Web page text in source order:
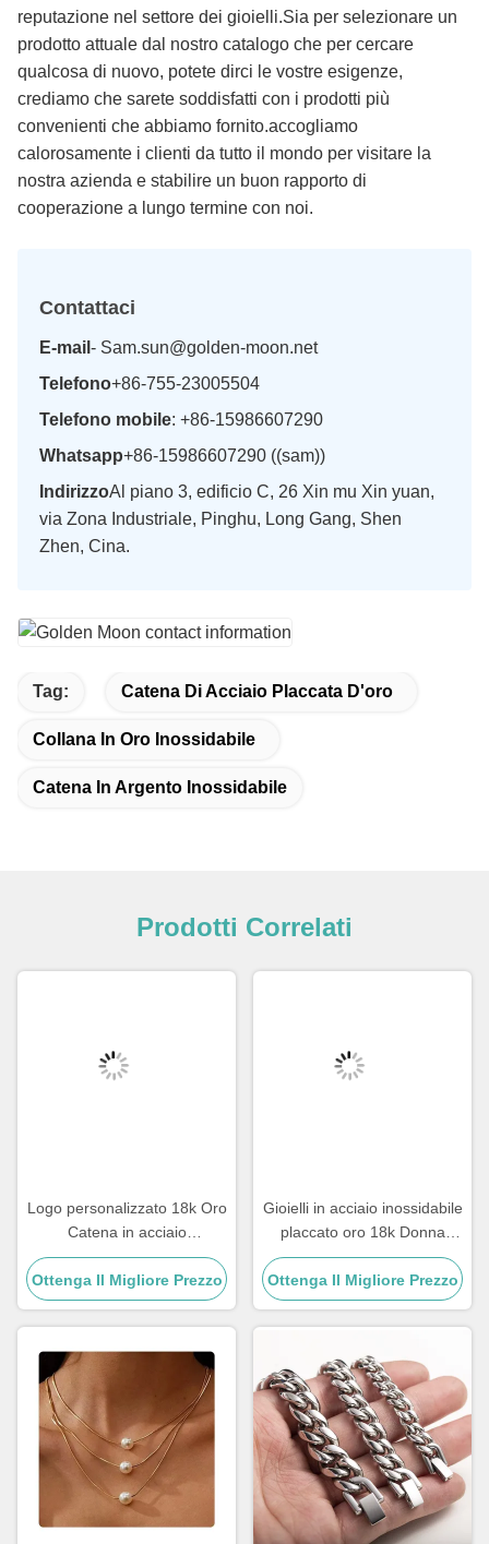
reputazione nel settore dei gioielli.Sia per selezionare un
prodotto attuale dal nostro catalogo che per cercare
qualcosa di nuovo, potete dirci le vostre esigenze,
crediamo che sarete soddisfatti con i prodotti più
convenienti che abbiamo fornito.accogliamo
calorosamente i clienti da tutto il mondo per visitare la
nostra azienda e stabilire un buon rapporto di
cooperazione a lungo termine con noi.
Contattaci
E-mail- Sam.sun@golden-moon.net
Telefono+86-755-23005504
Telefono mobile: +86-15986607290
Whatsapp+86-15986607290 ((sam))
IndirizzoAl piano 3, edificio C, 26 Xin mu Xin yuan,
via Zona Industriale, Pinghu, Long Gang, Shen
Zhen, Cina.
Tag: Catena Di Acciaio Placcata D'oro
Collana In Oro Inossidabile
Catena In Argento Inossidabile
Prodotti Correlati
Logo personalizzato 18k Oro
Catena in acciaio
inossidabile Uomini Gioielli
Croce Pendenti Catene
Ottenga Il Migliore Prezzo
Gioielli in acciaio inossidabile
placcato oro 18k Donna
Collana girocollo Croce 20
pollici
Ottenga Il Migliore Prezzo